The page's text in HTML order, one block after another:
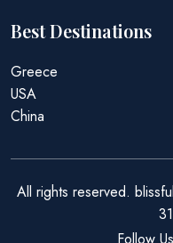
Best Destinations
Greece
USA
China
All rights reserved.